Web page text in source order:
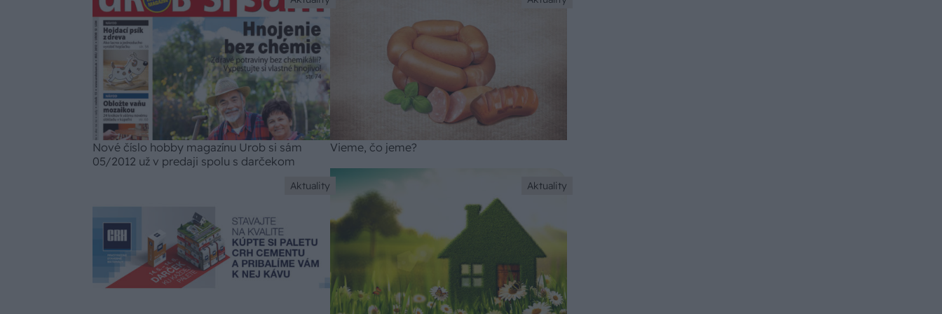
Nové číslo hobby magazínu Urob si sám
05/2012 už v predaji spolu s darčekom
Vieme, čo jeme?
Aktuality Aktuality